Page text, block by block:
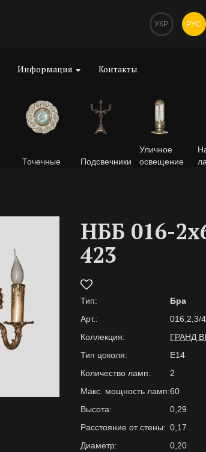
УКР РУС
Информация Контакты
Точечные Подсвечники
Уличное
освещение
НББ 016-
423
Тип:
Бра
Арт.:
016,2,3/4
Коллекция:
ГРАНД
Тип цоколя:
Е14
Количество ламп:
2
Макс. мощность ламп:60
Высота:
0,29
Расстояние от стены: 0,17
Диаметр:
0,20